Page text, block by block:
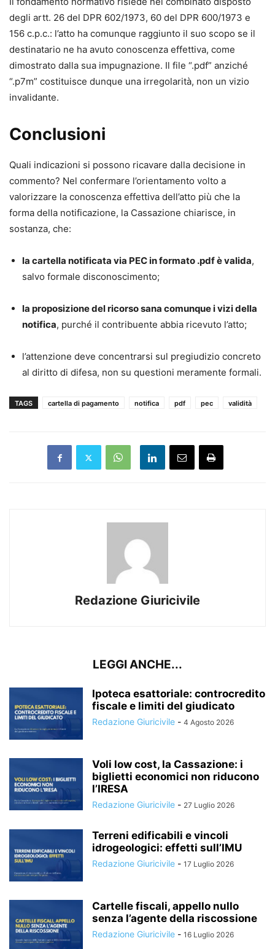
degli artt. 26 del DPR 602/1973, 60 del DPR 600/1973 e
156 c.p.c.: l’atto ha comunque raggiunto il suo scopo se il
destinatario ne ha avuto conoscenza effettiva, come
dimostrato dalla sua impugnazione. Il file “.pdf” anziché
“.p7m” costituisce dunque una irregolarità, non un vizio
invalidante.
Conclusioni
Quali indicazioni si possono ricavare dalla decisione in
commento? Nel confermare l’orientamento volto a
valorizzare la conoscenza effettiva dell’atto più che la
forma della notificazione, la Cassazione chiarisce, in
sostanza, che:
la cartella notificata via PEC in formato .pdf è valida,
salvo formale disconoscimento;
la proposizione del ricorso sana comunque i vizi della
notifica, purché il contribuente abbia ricevuto l’atto;
l’attenzione deve concentrarsi sul pregiudizio concreto
al diritto di difesa, non su questioni meramente formali.
TAGS cartella di pagamento notifica pdf pec validità
Redazione Giuricivile
LEGGI ANCHE...
Ipoteca esattoriale: controcredito
fiscale e limiti del giudicato
Redazione Giuricivile - 4 Agosto 2026
Voli low cost, la Cassazione: i
biglietti economici non riducono
l’IRESA
Redazione Giuricivile - 27 Luglio 2026
Terreni edificabili e vincoli
idrogeologici: effetti sull’IMU
Redazione Giuricivile - 17 Luglio 2026
Cartelle fiscali, appello nullo
senza l’agente della riscossione
Redazione Giuricivile - 16 Luglio 2026